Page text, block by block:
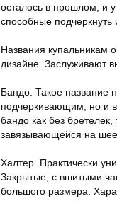
осталось в прошлом, и
способные подчеркнуть
Названия купальникам
дизайне. Заслуживают
Бандо. Такое название
подчеркивающим, но и
бандо как без
завязывающейся на
Халтер. Практически
Закрытые, с вшитыми
большого размера.